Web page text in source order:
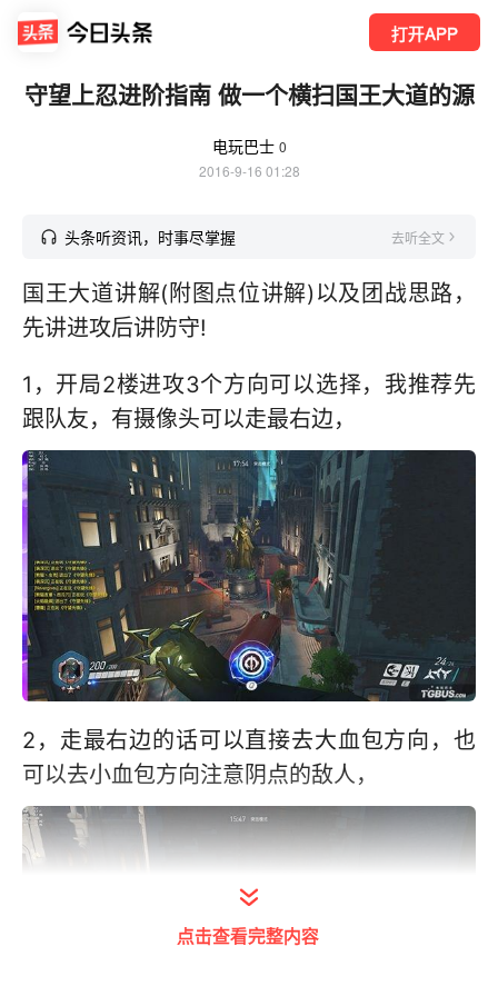
打开APP
守望上忍进阶指南 做一个横扫国王大道的源
电玩巴士 0
2016-9-16 01:28
头条听资讯，时事尽掌握 去听全文
国王大道讲解(附图点位讲解)以及团战思路，
先讲进攻后讲防守!
1，开局2楼进攻3个方向可以选择，我推荐先
跟队友，有摄像头可以走最右边，
2，走最右边的话可以直接去大血包方向，也
可以去小血包方向注意阴点的敌人，
点击查看完整内容